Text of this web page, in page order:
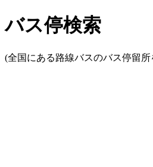
バス停検索
(全国にある路線バスのバス停留